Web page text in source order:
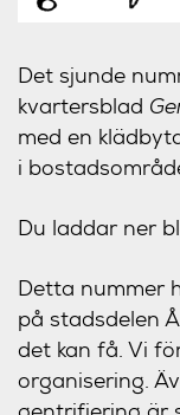
Det sjunde
kvartersblad
med en
i
Du laddar ner
Detta nummer
på stadsdelen
det kan få. Vi
organisering.